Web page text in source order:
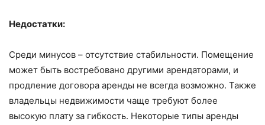
Недостатки:
Среди минусов – отсутствие стабильности. Помещение
может быть востребовано другими арендаторами, и
продление договора аренды не всегда возможно. Также
владельцы недвижимости чаще требуют более
высокую плату за гибкость. Некоторые типы аренды